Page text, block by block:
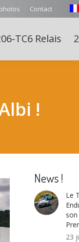
Contact
TC6 Relais
!
News !
Le
23